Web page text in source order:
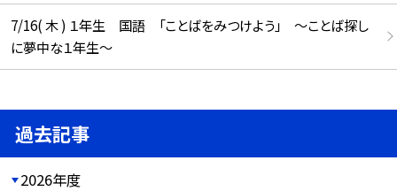
7/16( 木 ) １年生 国語 「ことばをみつけよう」 ～ことば探し
に夢中な１年生～
過去記事
2026年度